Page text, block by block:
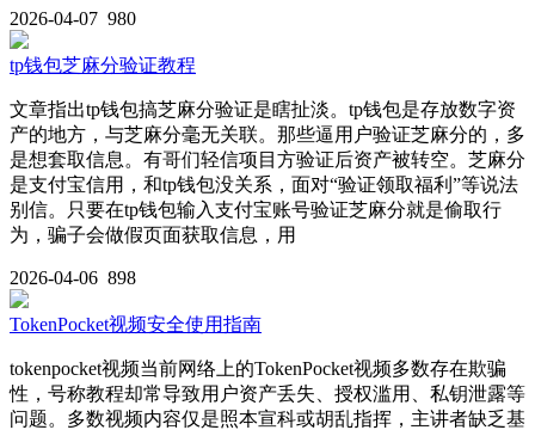
2026-04-07 980
tp钱包芝麻分验证教程
文章指出tp钱包搞芝麻分验证是瞎扯淡。tp钱包是存放数字资
产的地方，与芝麻分毫无关联。那些逼用户验证芝麻分的，多
是想套取信息。有哥们轻信项目方验证后资产被转空。芝麻分
是支付宝信用，和tp钱包没关系，面对“验证领取福利”等说法
别信。只要在tp钱包输入支付宝账号验证芝麻分就是偷取行
为，骗子会做假页面获取信息，用
2026-04-06 898
TokenPocket视频安全使用指南
tokenpocket视频当前网络上的TokenPocket视频多数存在欺骗
性，号称教程却常导致用户资产丢失、授权滥用、私钥泄露等
问题。多数视频内容仅是照本宣科或胡乱指挥，主讲者缺乏基